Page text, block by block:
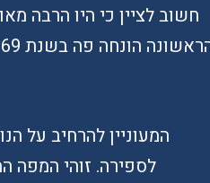
חשוב לציין כי היו הרבה
המעוניין להרחיב על
לספירה. זוהי המפה